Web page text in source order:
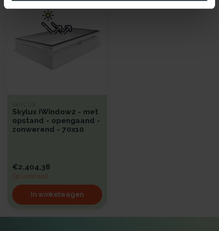
SKYLUX
Skylux iWindow2 - met
opstand - opengaand -
zonwerend - 70x10
€2.404,38
Op voorraad
In winkelwagen